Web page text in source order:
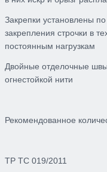
Закрепки установлены
закрепления строчки в
постоянным нагрузкам
Двойные отделочные
огнестойкой нити
Рекомендованное
ТР ТС 019/2011